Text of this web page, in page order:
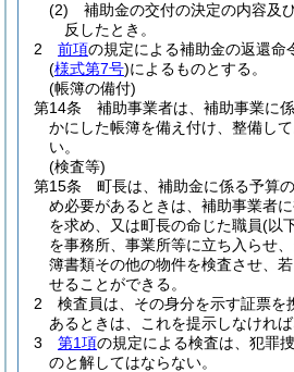
(2)
補助金の交付の決定の内容及
反したとき。
2
前項の規定による補助金の返還命
(様式第7号)によるものとする。
(帳簿の備付)
第14条
補助事業者は、補助事業に
かにした帳簿を備え付け、整備し
い。
(検査等)
第15条
町長は、補助金に係る予算
め必要があるときは、補助事業者
を求め、又は町長の命じた職員(以
を事務所、事業所等に立ち入らせ
簿書類その他の物件を検査させ、
せることができる。
2
検査員は、その身分を示す証票を
あるときは、これを提示しなければ
3
第1項の規定による検査は、犯罪
のと解してはならない。